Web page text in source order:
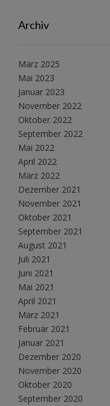
Archiv
März 2025
Mai 2023
Januar 2023
November 2022
Oktober 2022
September 2022
Mai 2022
April 2022
März 2022
Dezember 2021
November 2021
Oktober 2021
September 2021
August 2021
Juli 2021
Juni 2021
Mai 2021
April 2021
März 2021
Februar 2021
Januar 2021
Dezember 2020
November 2020
Oktober 2020
September 2020